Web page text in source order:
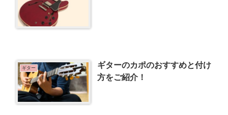
ギター
ギターのカポのおすすめと付け
方をご紹介！